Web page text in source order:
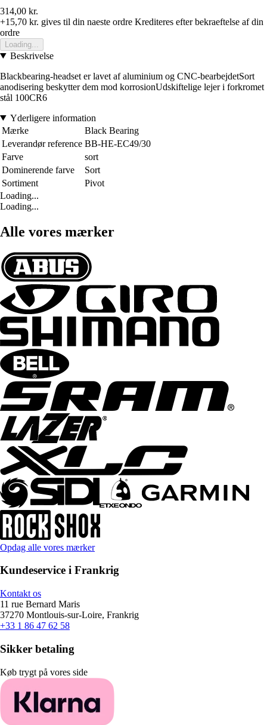
314,00 kr.
+15,70 kr. gives til din naeste ordre Krediteres efter bekraeftelse af din
ordre
Loading...
Beskrivelse
Blackbearing-headset er lavet af aluminium og CNC-bearbejdetSort
anodisering beskytter dem mod korrosionUdskiftelige lejer i forkromet
stål 100CR6
Yderligere information
Mærke
Black Bearing
Leverandør reference BB-HE-EC49/30
Farve
sort
Dominerende farve
Sort
Sortiment
Pivot
Loading...
Loading...
Alle vores mærker
Opdag alle vores mærker
Kundeservice i Frankrig
Kontakt os
11 rue Bernard Maris
37270 Montlouis-sur-Loire, Frankrig
+33 1 86 47 62 58
Sikker betaling
Køb trygt på vores side